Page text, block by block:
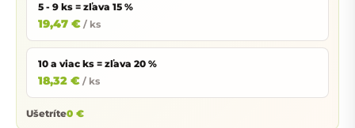
5 - 9 ks = zľava 15 %
19,47 € / ks
10 a viac ks = zľava 20 %
18,32 € / ks
Ušetríte0 €